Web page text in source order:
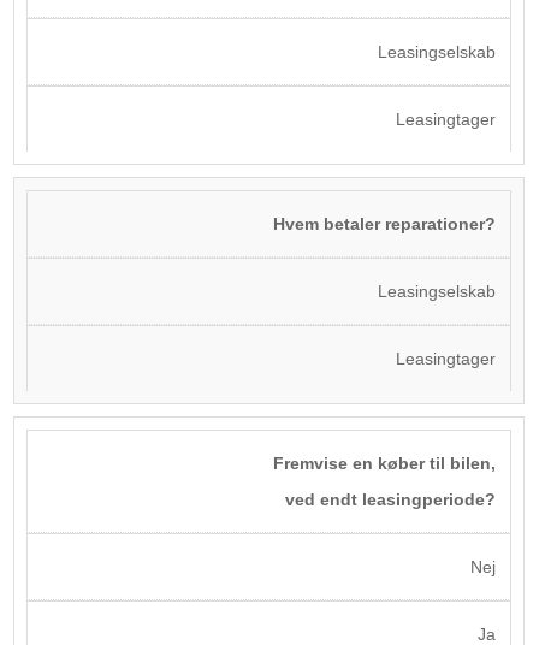
Leasingselskab
Leasingtager
Hvem betaler reparationer?
Leasingselskab
Leasingtager
Fremvise en køber til bilen,
ved endt leasingperiode?
Nej
Ja